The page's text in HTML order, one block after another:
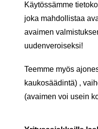
Käytössämme
joka mahdollistaa
avaimen
uudenveroiseksi!
Teemme myös
kaukosäädintä) ,
(avaimen voi usein